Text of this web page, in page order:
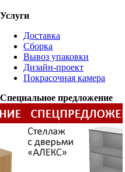
Услуги
Доставка
Сборка
Вывоз упаковки
Дизайн-проект
Покрасочная камера
Специальное предложение